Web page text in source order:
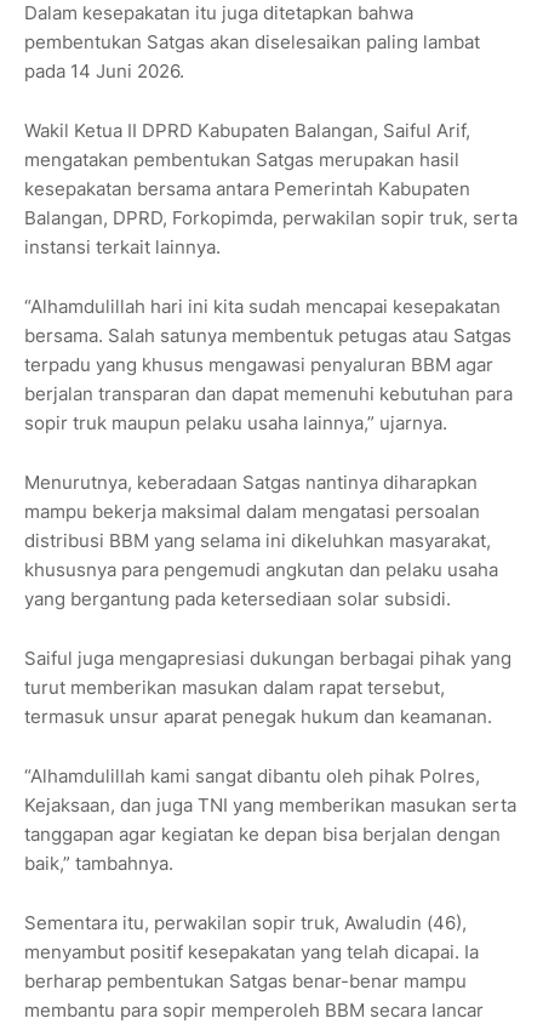
Dalam kesepakatan itu juga ditetapkan bahwa
pembentukan Satgas akan diselesaikan paling lambat
pada 14 Juni 2026.
Wakil Ketua II DPRD Kabupaten Balangan, Saiful Arif,
mengatakan pembentukan Satgas merupakan hasil
kesepakatan bersama antara Pemerintah Kabupaten
Balangan, DPRD, Forkopimda, perwakilan sopir truk, serta
instansi terkait lainnya.
“Alhamdulillah hari ini kita sudah mencapai kesepakatan
bersama. Salah satunya membentuk petugas atau Satgas
terpadu yang khusus mengawasi penyaluran BBM agar
berjalan transparan dan dapat memenuhi kebutuhan para
sopir truk maupun pelaku usaha lainnya,” ujarnya.
Menurutnya, keberadaan Satgas nantinya diharapkan
mampu bekerja maksimal dalam mengatasi persoalan
distribusi BBM yang selama ini dikeluhkan masyarakat,
khususnya para pengemudi angkutan dan pelaku usaha
yang bergantung pada ketersediaan solar subsidi.
Saiful juga mengapresiasi dukungan berbagai pihak yang
turut memberikan masukan dalam rapat tersebut,
termasuk unsur aparat penegak hukum dan keamanan.
“Alhamdulillah kami sangat dibantu oleh pihak Polres,
Kejaksaan, dan juga TNI yang memberikan masukan serta
tanggapan agar kegiatan ke depan bisa berjalan dengan
baik,” tambahnya.
Sementara itu, perwakilan sopir truk, Awaludin (46),
menyambut positif kesepakatan yang telah dicapai. Ia
berharap pembentukan Satgas benar-benar mampu
membantu para sopir memperoleh BBM secara lancar